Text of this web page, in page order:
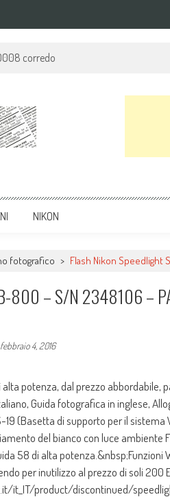
A38TD ALLUMINIUM + testa video
NIKON
fotografico > Flash Nikon Speedlight
800 – S/N 2348106 –
febbraio 4, 2016
potenza, dal prezzo abbordabile,
Guida fotografica in inglese,
(Basetta di supporto per il
del bianco con luce
58 di alta potenza.&nbsp;Funzioni
per inutilizzo al prezzo di soli
it_IT/product/discontinued/